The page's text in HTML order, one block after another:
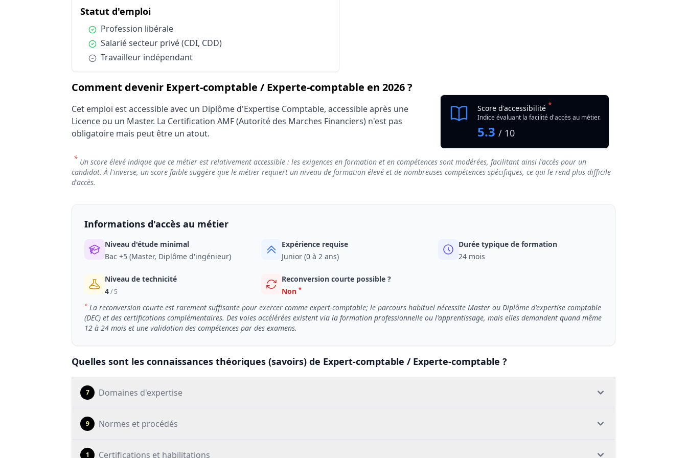
Statut d'emploidu métier Expert-comptable / Experte-comptable
Condition :
Profession libérale
Condition :
Salarié secteur privé (CDI, CDD)
Condition :
Travailleur indépendant
Comment devenir Expert-comptable / Experte-comptable en 2026 ?
Cet emploi est accessible avec un Diplôme d'Expertise Comptable, accessible après une
Licence ou un Master. La Certification AMF (Autorité des Marches Financiers) n'est pas
obligatoire mais peut être un atout.
Score d'accessibilité *
Indice évaluant la facilité d'accès au métier.
5.3/ 10
* Un score élevé indique que ce métier est relativement accessible : les exigences en formation et en compétences sont modérées, facilitant ainsi l'accès pour un
candidat. À l'inverse, un score faible suggère que le métier requiert un niveau de formation élevé et de nombreuses compétences spécifiques, ce qui le rend plus difficile
d'accès.
Informations d'accès au métier
Niveau d'étude minimal
Bac +5 (Master, Diplôme d'ingénieur)
Expérience requise
Junior (0 à 2 ans)
Durée typique de formation
24 mois
Niveau de technicité
4/ 5
Reconversion courte possible ?
Non *
* La reconversion courte est rarement suffisante pour exercer comme expert-comptable; le parcours habituel nécessite Master ou Diplôme d'expertise comptable
(DEC) et des certifications complémentaires. Des voies accélérées existent via la formation professionnelle ou l'apprentissage, mais elles demandent quand même
12 à 24 mois et une validation des compétences par des examens.
Quelles sont les connaissances théoriques (savoirs) de Expert-comptable / Experte-comptable ?
7 Domaines d'expertise
9 Normes et procédés
1 Certifications et habilitations